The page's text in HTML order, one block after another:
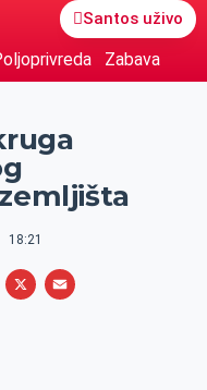
Santos uživo
Zabava
18:21
X
E